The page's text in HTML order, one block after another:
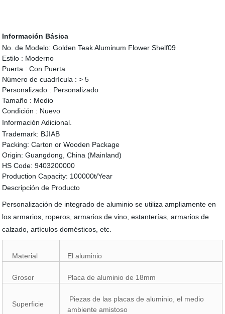
Información Básica
No. de Modelo: Golden Teak Aluminum Flower Shelf09
Estilo : Moderno
Puerta : Con Puerta
Número de cuadrícula : > 5
Personalizado : Personalizado
Tamaño : Medio
Condición : Nuevo
Información Adicional.
Trademark: BJIAB
Packing: Carton or Wooden Package
Origin: Guangdong, China (Mainland)
HS Code: 9403200000
Production Capacity: 100000t/Year
Descripción de Producto
Personalización de integrado de aluminio se utiliza ampliamente en
los armarios, roperos, armarios de vino, estanterías, armarios de
calzado, artículos domésticos, etc.
Material El aluminio
Grosor Placa de aluminio de 18mm
Superficie
Piezas de las placas de aluminio, el medio
ambiente amistoso